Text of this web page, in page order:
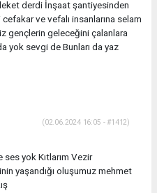
derdi İnşaat şantiyesinden
ve vefalı insanlarına selam
gençlerin geleceğini çalanlara
yok sevgi de Bunları da yaz
(02.06.2024 16:05 - #1412)
ses yok Kıtlarım Vezir
yaşandığı oluşumuz mehmet